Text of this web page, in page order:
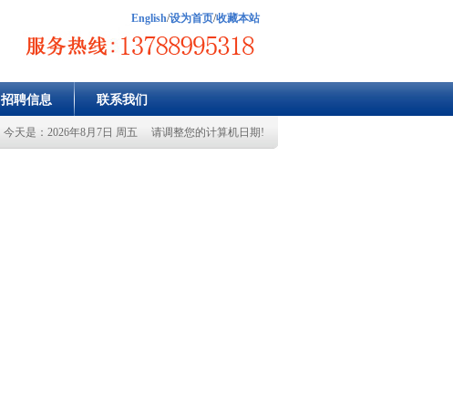
English/设为首页/收藏本站
招聘信息 联系我们
今天是： 2026年8月7日 周五 请调整您的计算机日期!